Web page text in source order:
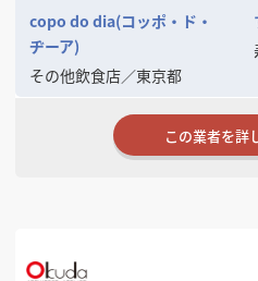
copo do dia(コッポ・ド・
ヂーア)
その他飲食店／東京都
この業者を詳